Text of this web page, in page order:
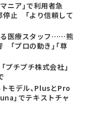
ニア」で利用者急
止 「より信頼して
る医療スタッフ……熊
プロの動き」「尊
プチプチ株式会社」
モデル、PlusとPro
」でテキストチャ